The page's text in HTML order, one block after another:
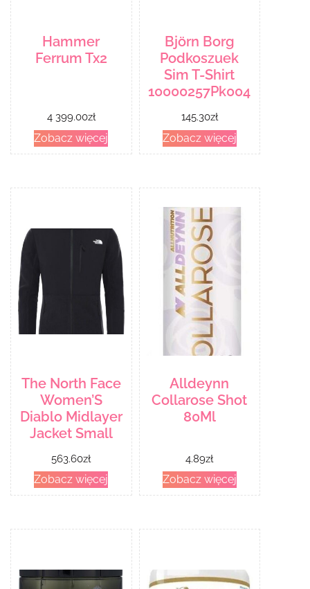
Hammer
Ferrum Tx2
4 399.00zł
Zobacz więcej
Björn Borg
Podkoszuek
Sim T-Shirt
10000257Pk004
145.30zł
Zobacz więcej
The North Face
Women’S
Diablo Midlayer
Jacket Small
563.60zł
Zobacz więcej
Alldeynn
Collarose Shot
80Ml
4.89zł
Zobacz więcej